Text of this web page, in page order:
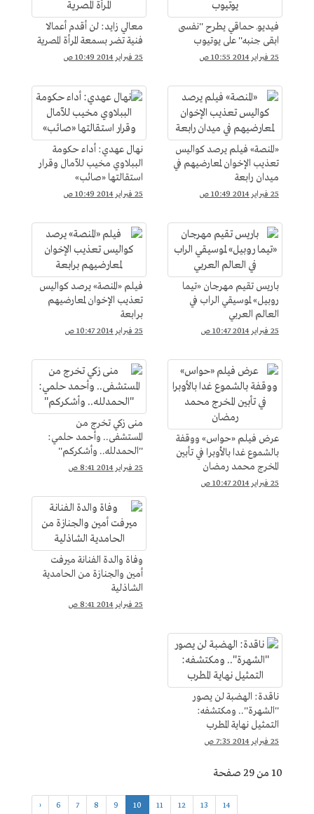
فيديوـ حماقي يطرح ''نفسى
ابقى جنبه'' على يوتيوب
25 فبراير 2014 10:55 ص
معالي زايد: لن أقدم أعمالا
فنية تضر بسمعة المرأة المصرية
25 فبراير 2014 10:49 ص
«المنصة» فيلم يرصد كواليس
تعذيب الإخوان لمعارضيهم في
ميدان رابعة
25 فبراير 2014 10:49 ص
نهال عهدي: أداء حكومة
الببلاوي مخيب للآمال وقرار
استقالتها «صائب»
25 فبراير 2014 10:49 ص
باريس تقيم مهرجان «تيما
روبيل» لموسيقي الراب في
العالم العربي
25 فبراير 2014 10:47 ص
فيلم «المنصة» يرصد كواليس
تعذيب الإخوان لمعارضيهم
برابعة
25 فبراير 2014 10:47 ص
عرض فيلم «حواس» ووقفة
بالشموع غدا بالأوبرا في تأبين
المخرج محمد رمضان
25 فبراير 2014 10:47 ص
منى زكي تخرج من
المستشفى.. وأحمد حلمي:
''الحمدلله.. وأشكركم''
25 فبراير 2014 8:41 ص
وفاة والدة الفنانة ميرفت
أمين والجنازة من الحامدية
الشاذلية
25 فبراير 2014 8:41 ص
ناقدة: الهضبة لن يصور
''الشهرة''.. ومكتشفه:
التمثيل نهاية المطرب
25 فبراير 2014 7:35 ص
10 من 29 صفحة
‹ 6 7 8 9 10 11 12 13 14